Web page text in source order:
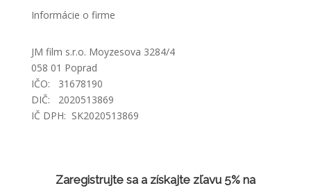
Informácie o firme
JM film s.r.o. Moyzesova 3284/4
058 01 Poprad
IČO: 31678190
DIČ: 2020513869
IČ DPH: SK2020513869
Zaregistrujte sa a získajte zľavu 5% na